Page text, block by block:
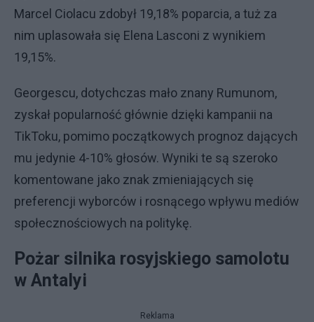
Marcel Ciolacu zdobył 19,18% poparcia, a tuż za
nim uplasowała się Elena Lasconi z wynikiem
19,15%.
Georgescu, dotychczas mało znany Rumunom,
zyskał popularność głównie dzięki kampanii na
TikToku, pomimo początkowych prognoz dających
mu jedynie 4-10% głosów. Wyniki te są szeroko
komentowane jako znak zmieniających się
preferencji wyborców i rosnącego wpływu mediów
społecznościowych na politykę.
Pożar silnika rosyjskiego samolotu
w Antalyi
Reklama